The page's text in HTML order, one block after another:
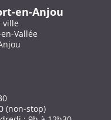
en-Anjou
ville
Vallée
(non-stop)